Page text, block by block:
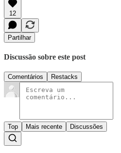
12
Partilhar
Discussão sobre este post
Comentários Restacks
Top Mais recente Discussões